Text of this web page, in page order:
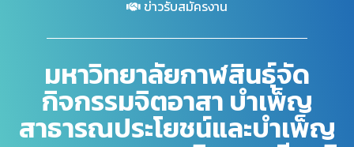
ข่าวรับสมัครงาน
มหาวิทยาลัยกาฬสินธุ์จัด
กิจกรรมจิตอาสา บำเพ็ญ
สาธารณประโยชน์และบำเพ็ญ